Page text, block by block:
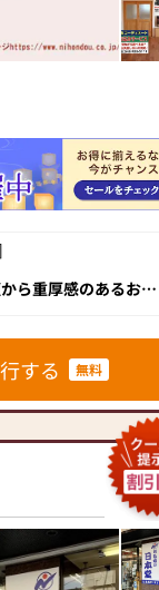
ら重厚感のあるお仏
具、小物の品揃え
する 無料